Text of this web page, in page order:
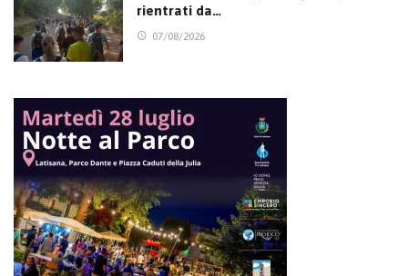
rientrati da…
07/08/2026